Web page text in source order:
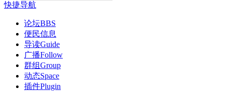
快捷导航
论坛BBS
便民信息
导读Guide
广播Follow
群组Group
动态Space
插件Plugin